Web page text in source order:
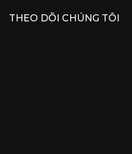
THEO DÕI CHÚNG TÔI